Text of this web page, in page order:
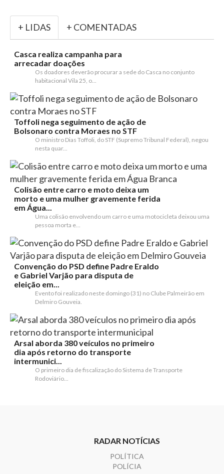
+ LIDAS + COMENTADAS
Casca realiza campanha para
arrecadar doações
Os doadores deverão procurar a sede do Casca no conjunto
habitacional Vila 25, o...
Toffoli nega seguimento de ação de
Bolsonaro contra Moraes no STF
O ministro Dias Toffoli, do STF (Supremo Tribunal Federal), negou
nesta quar...
Colisão entre carro e moto deixa um
morto e uma mulher gravemente ferida
em Água...
Uma colisão envolvendo um carro e uma motocicleta deixou uma
pessoa morta e...
Convenção do PSD define Padre Eraldo
e Gabriel Varjão para disputa de
eleição em...
Evento foi realizado neste domingo (31) no Clube Palmeirão em
Delmiro Gouveia.
Arsal aborda 380 veículos no primeiro
dia após retorno do transporte
intermunici...
O primeiro dia de fiscalização do Sistema de Transporte
Rodoviário...
RADAR NOTÍCIAS
POLÍTICA
POLÍCIA